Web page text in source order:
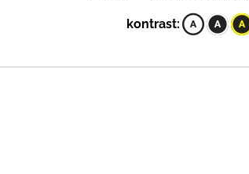
kontrast: